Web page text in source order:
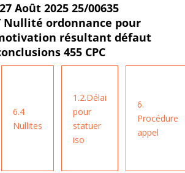
Août 2025 25/00635
Nullité ordonnance pour
résultant défaut
455 CPC
6.4
Nullites
1.2.Délai
pour
statuer
iso
6.
Procédure
appel